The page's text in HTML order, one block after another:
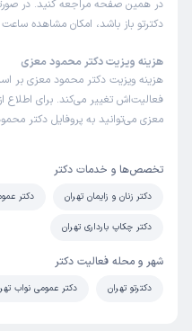
در همین صفحه مراجعه کنید. در
دکترتو باز باشد، امکان مشاهده
هزینه ویزیت دکتر محمود معزی
هزینه ویزیت دکتر محمود معزی
فعالیت‌اش تغییر می‌کند. برای اطلاع
معزی می‌توانید به پروفایل دکتر
تخصص‌ها و خدمات دکتر
دکتر زنان و زایمان تهران دکتر
دکتر چکاپ بارداری تهران
شهر و محله فعالیت دکتر
دکترتو تهران دکتر عمومی نواب